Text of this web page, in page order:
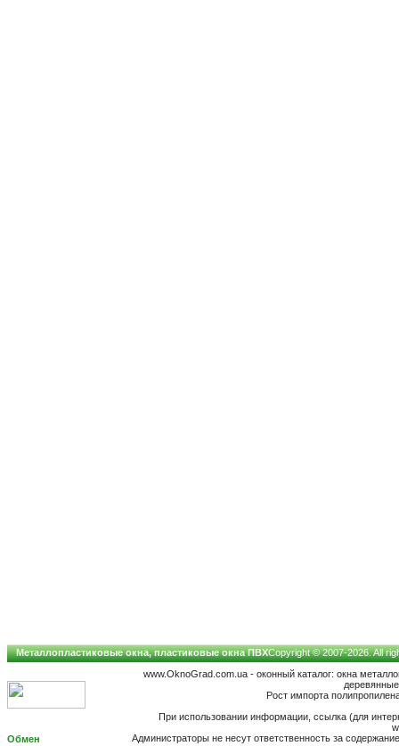
Металлопластиковые окна, пластиковые окна ПВХCopyright © 2007-2026. All
www.OknoGrad.com.ua - оконный каталог: окна
Рост импорта
При использовании информации, ссылка (для
Администраторы не несут ответственность за
Обмен